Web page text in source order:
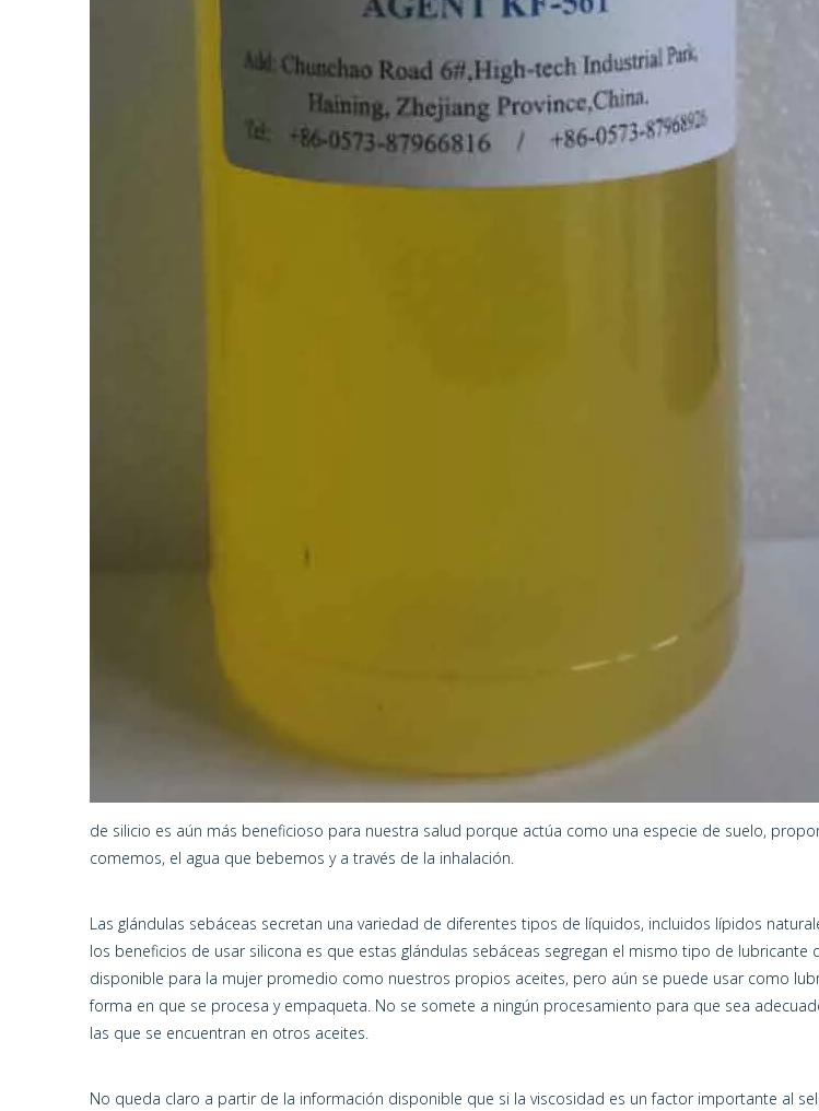
de silicio es aún más beneficioso para nuestra salud porque actúa como una especie de suelo,
comemos, el agua que bebemos y a través de la inhalación.
Las glándulas sebáceas secretan una variedad de diferentes tipos de líquidos, incluidos lípidos
los beneficios de usar silicona es que estas glándulas sebáceas segregan el mismo tipo de
disponible para la mujer promedio como nuestros propios aceites, pero aún se puede usar como
forma en que se procesa y empaqueta. No se somete a ningún procesamiento para que sea
las que se encuentran en otros aceites.
No queda claro a partir de la información disponible que si la viscosidad es un factor importante al